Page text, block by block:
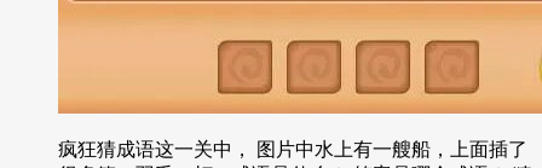
疯狂猜成语这一关中， 图片中水上有一艘船，上面插了